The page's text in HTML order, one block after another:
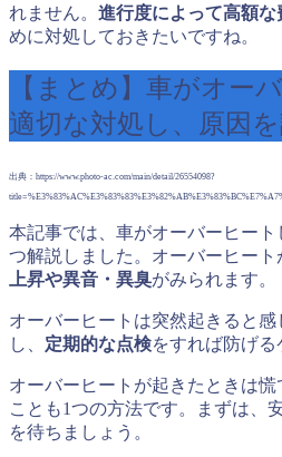
れません。 進行度によって高額な
めに対処しておきたいですね。
【まとめ】車がオー
適切な対処し、原因
出典：https://www.photo-ac.com/main/detail/26554098?
本記事では、車がオーバーヒー
つ解説しました。オーバーヒート
上昇や異音・異臭がみられます。
オーバーヒートは突然起きると
し、 定期的な点検をすれば防げる
オーバーヒートが起きたときは慌
ことも1つの方法です。まずは、
を待ちましょう。